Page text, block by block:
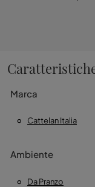
Marca
Cattelan Italia
Ambiente
Da Pranzo